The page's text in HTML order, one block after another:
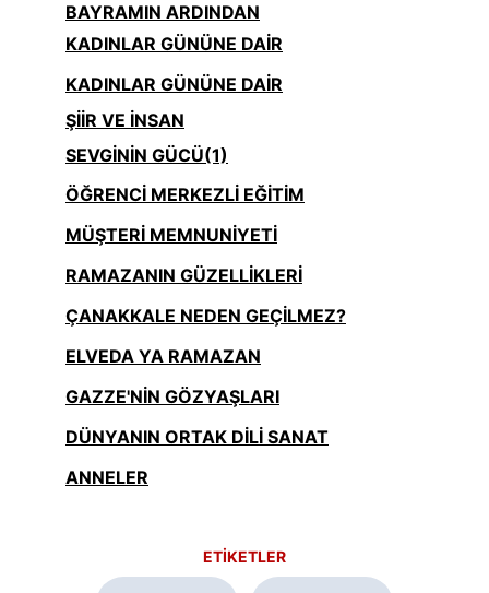
BAYRAMIN ARDINDAN
KADINLAR GÜNÜNE DAİR
SEVGİNİN GÜCÜ(1)
ŞİİR VE İNSAN
KADINLAR GÜNÜNE DAİR
ÖĞRENCİ MERKEZLİ EĞİTİM
MÜŞTERİ MEMNUNİYETİ
RAMAZANIN GÜZELLİKLERİ
ÇANAKKALE NEDEN GEÇİLMEZ?
ELVEDA YA RAMAZAN
GAZZE'NİN GÖZYAŞLARI
DÜNYANIN ORTAK DİLİ SANAT
ANNELER
ETİKETLER